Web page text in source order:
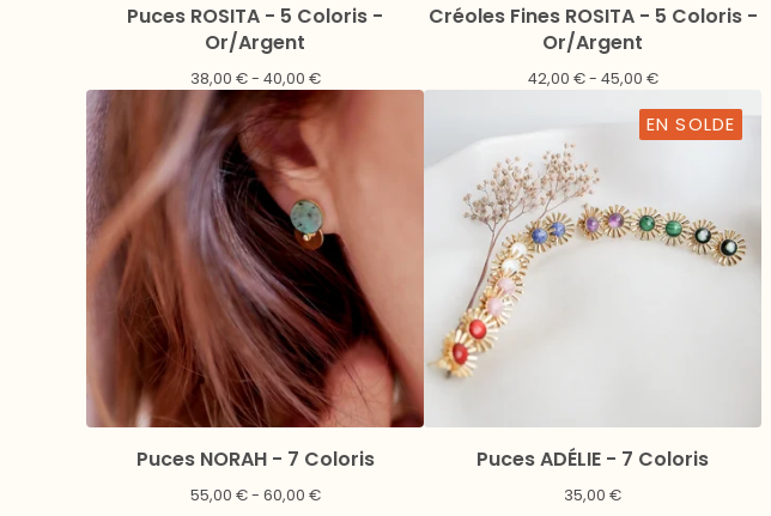
Puces ROSITA - 5 Coloris -
Or/Argent
38,00 €- 40,00 €
Créoles Fines ROSITA - 5 Coloris -
Or/Argent
42,00 €- 45,00 €
Puces NORAH - 7 Coloris
55,00 €- 60,00 €
EN SOLDE
Puces ADÉLIE - 7 Coloris
35,00 €